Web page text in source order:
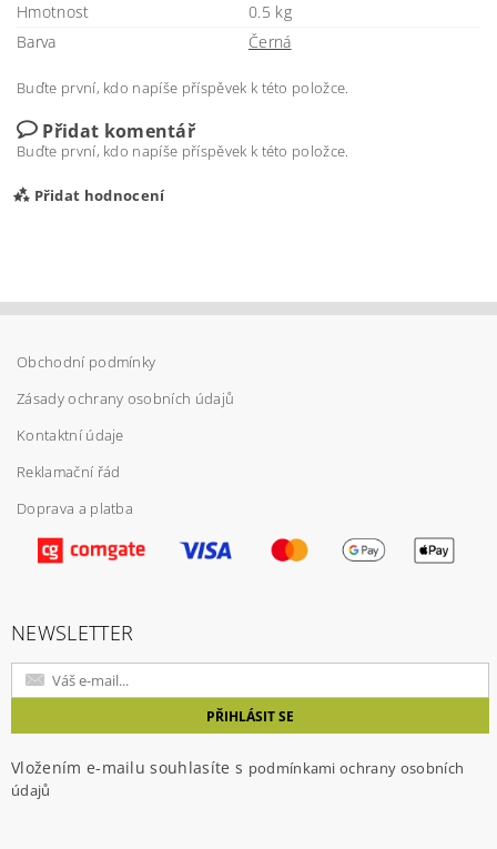
Hmotnost
0.5 kg
Barva
Černá
Buďte první, kdo napíše příspěvek k této položce.
Přidat komentář
Buďte první, kdo napíše příspěvek k této položce.
Přidat hodnocení
Vložením hodnocení souhlasíte spodmínkami
ochrany osobních údajů
Obchodní podmínky
Zásady ochrany osobních údajů
Kontaktní údaje
Reklamační řád
Doprava a platba
NEWSLETTER
Vložením e-mailu souhlasíte s podmínkami ochrany osobních
údajů